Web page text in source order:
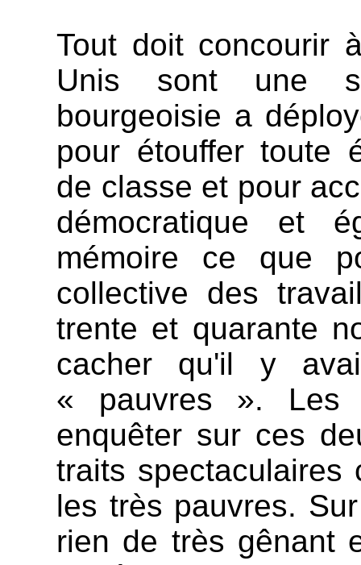
Tout doit concourir
Unis sont une
bourgeoisie a
pour étouffer toute
de classe et pour
démocratique et
mémoire ce que
collective des
trente et quarante
cacher qu'il y
« pauvres ». Les
enquêter sur ces
traits spectaculaires
les très pauvres.
rien de très gênant